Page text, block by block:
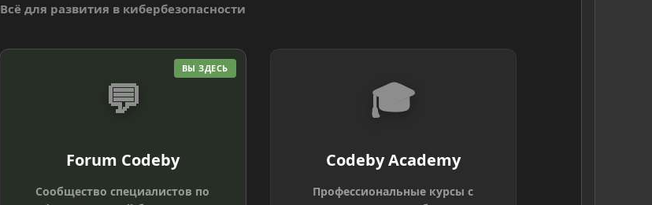
Всё для развития в кибербезопасности
ВЫ ЗДЕСЬ
💬
Forum Codeby
Сообщество специалистов по
🎓
Codeby Academy
Профессиональные курсы с